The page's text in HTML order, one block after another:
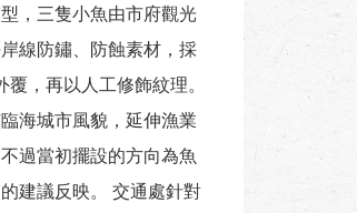
，三隻小魚由市府觀光
線防鏽、防蝕素材，採
，再以人工修飾紋理。
海城市風貌，延伸漁業
過當初擺設的方向為魚
建議反映。 交通處針對